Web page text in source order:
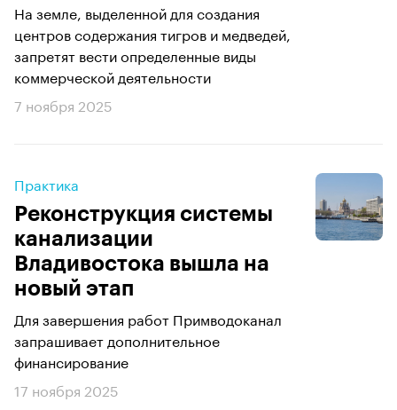
На земле, выделенной для создания
центров содержания тигров и медведей,
запретят вести определенные виды
коммерческой деятельности
7 ноября 2025
Практика
Реконструкция системы
канализации
Владивостока вышла на
новый этап
Для завершения работ Примводоканал
запрашивает дополнительное
финансирование
17 ноября 2025